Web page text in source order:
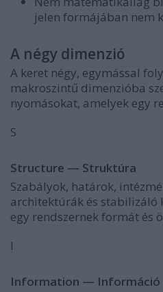
jelen formájában nem
A négy dimenzió
A keret négy, egymással
makroszintű dimenzióba
nyomásokat, amelyek egy
S
Structure — Struktúra
Szabályok, határok,
architektúrák és stabilizáló
egy rendszernek formát és
I
Information — Információ